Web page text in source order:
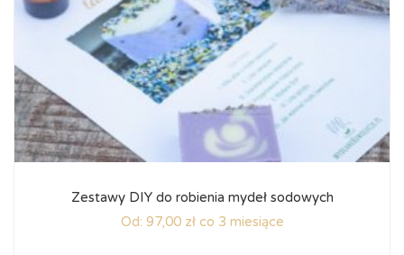
Zestawy DIY do robienia mydeł sodowych
Od: 97,00 zł co 3 miesiące